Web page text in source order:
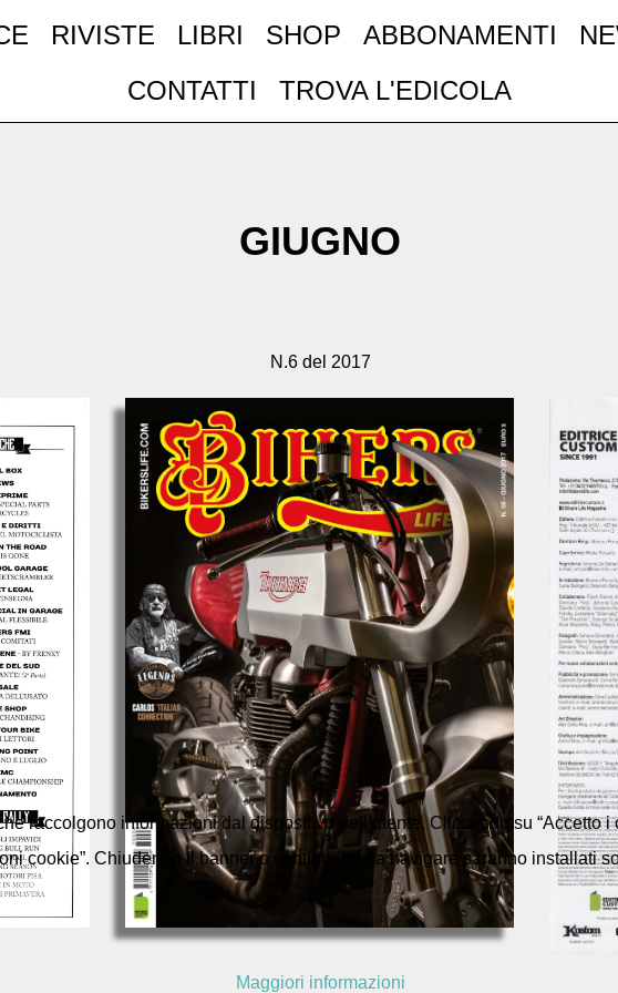
RIVISTE LIBRI SHOP ABBONAMENTI
CONTATTI
TROVA L'EDICOLA
GIUGNO
N.6 del 2017
raccolgono informazioni dal dispositivo dell’utente. Cliccando su “Accetto
cookie”. Chiudendo il banner o continuando a navigare saranno installati
Maggiori informazioni